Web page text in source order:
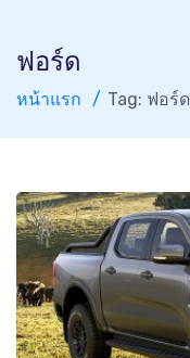
ฟอร์ด
หน้าแรก Tag: ฟอร์ด